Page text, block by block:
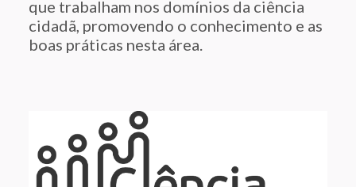
que trabalham nos domínios da ciência
cidadã, promovendo o conhecimento e as
boas práticas nesta área.